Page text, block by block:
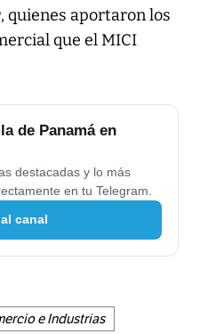
, quienes aportaron los
que el MICI
de Panamá en
destacadas y lo más
en tu Telegram.
canal
e Industrias